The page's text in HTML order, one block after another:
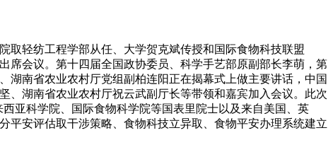
取轻纺工程学部从任、大学贺克斌传授和国际食物科技联盟
席会议。第十四届全国政协委员、科学手艺部原副部长李萌，第
湖南省农业农村厅党组副柏连阳正在揭幕式上做主要讲话，中国
、湖南省农业农村厅祝云武副厅长等带领和嘉宾加入会议。此次
亚科学院、国际食物科学院等国表里院士以及来自美国、英
平安评估取干涉策略、食物科技立异取、食物平安办理系统建立